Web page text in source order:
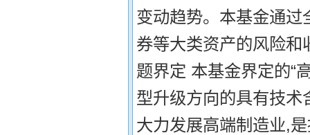
变动趋势。本基金通
券等大类资产的风险
题界定 本基金界定的“
型升级方向的具有技
大力发展高端制造业,